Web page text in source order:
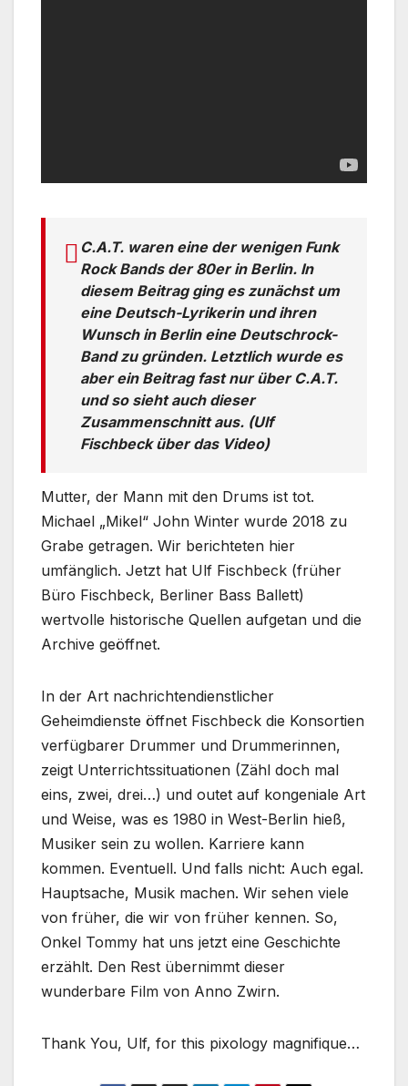
C.A.T. waren eine der wenigen Funk
Rock Bands der 80er in Berlin. In
diesem Beitrag ging es zunächst um
eine Deutsch-Lyrikerin und ihren
Wunsch in Berlin eine Deutschrock-
Band zu gründen. Letztlich wurde es
aber ein Beitrag fast nur über C.A.T.
und so sieht auch dieser
Zusammenschnitt aus. (Ulf
Fischbeck über das Video)
Mutter, der Mann mit den Drums ist tot.
Michael „Mikel“ John Winter wurde 2018 zu
Grabe getragen. Wir berichteten hier
umfänglich. Jetzt hat Ulf Fischbeck (früher
Büro Fischbeck, Berliner Bass Ballett)
wertvolle historische Quellen aufgetan und die
Archive geöffnet.
In der Art nachrichtendienstlicher
Geheimdienste öffnet Fischbeck die Konsortien
verfügbarer Drummer und Drummerinnen,
zeigt Unterrichtssituationen (Zähl doch mal
eins, zwei, drei…) und outet auf kongeniale Art
und Weise, was es 1980 in West-Berlin hieß,
Musiker sein zu wollen. Karriere kann
kommen. Eventuell. Und falls nicht: Auch egal.
Hauptsache, Musik machen. Wir sehen viele
von früher, die wir von früher kennen. So,
Onkel Tommy hat uns jetzt eine Geschichte
erzählt. Den Rest übernimmt dieser
wunderbare Film von Anno Zwirn.
Thank You, Ulf, for this pixology magnifique…